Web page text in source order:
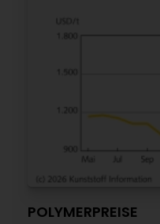
POLYMERPREISE